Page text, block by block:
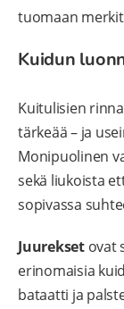
tuomaan
Kuidun
Kuitulisien
tärkeää – ja
Monipuolinen
sekä liukoista
sopivassa
Juureksetovat
erinomaisia
bataatti ja